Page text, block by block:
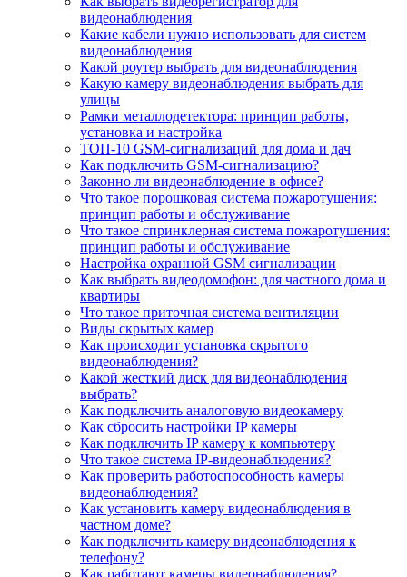
видеонаблюдения
Какие кабели нужно использовать для систем
видеонаблюдения
Какой роутер выбрать для видеонаблюдения
Какую камеру видеонаблюдения выбрать для
улицы
Рамки металлодетектора: принцип работы,
установка и настройка
ТОП-10 GSM-сигнализаций для дома и дач
Как подключить GSM-сигнализацию?
Законно ли видеонаблюдение в офисе?
Что такое порошковая система пожаротушения:
принцип работы и обслуживание
Что такое спринклерная система пожаротушения:
принцип работы и обслуживание
Настройка охранной GSM сигнализации
Как выбрать видеодомофон: для частного дома и
квартиры
Что такое приточная система вентиляции
Виды скрытых камер
Как происходит установка скрытого
видеонаблюдения?
Какой жесткий диск для видеонаблюдения
выбрать?
Как подключить аналоговую видеокамеру
Как сбросить настройки IP камеры
Как подключить IP камеру к компьютеру
Что такое система IP-видеонаблюдения?
Как проверить работоспособность камеры
видеонаблюдения?
Как установить камеру видеонаблюдения в
частном доме?
Как подключить камеру видеонаблюдения к
телефону?
Как работают камеры видеонаблюдения?